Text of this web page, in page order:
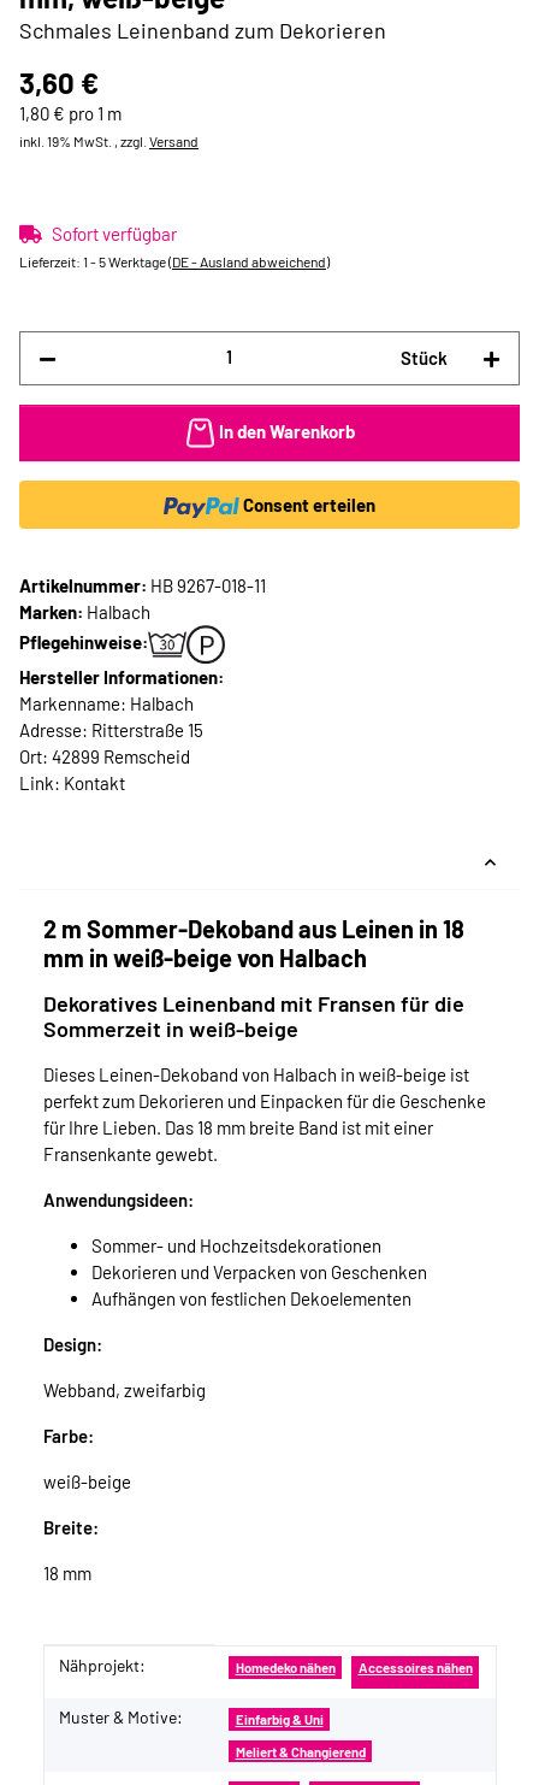
Schmales Leinenband zum Dekorieren
3,60 €
1,80 € pro 1 m
inkl. 19% MwSt. , zzgl. Versand
Sofort verfügbar
Lieferzeit: 1 - 5 Werktage(DE - Ausland abweichend)
Stück
In den Warenkorb
Consent erteilen
Artikelnummer: HB 9267-018-11
Marken: Halbach
Pflegehinweise:
Hersteller Informationen:
Markenname: Halbach
Adresse: Ritterstraße 15
Ort: 42899 Remscheid
Link: Kontakt
2 m Sommer-Dekoband aus Leinen in 18
mm in weiß-beige von Halbach
Dekoratives Leinenband mit Fransen für die
Sommerzeit in weiß-beige
Dieses Leinen-Dekoband von Halbach in weiß-beige ist
perfekt zum Dekorieren und Einpacken für die Geschenke
für Ihre Lieben. Das 18 mm breite Band ist mit einer
Fransenkante gewebt.
Anwendungsideen:
Sommer- und Hochzeitsdekorationen
Dekorieren und Verpacken von Geschenken
Aufhängen von festlichen Dekoelementen
Design:
Webband, zweifarbig
Farbe:
weiß-beige
Breite:
18 mm
Produkteigenschaft
Wert
Nähprojekt: Homedeko nähen Accessoires nähen
Muster & Motive: Einfarbig & Uni
Meliert & Changierend